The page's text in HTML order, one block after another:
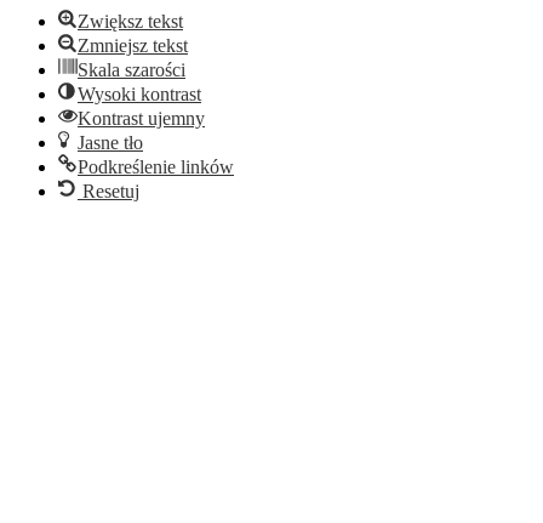
Zwiększ tekst
Zmniejsz tekst
Skala szarości
Wysoki kontrast
Kontrast ujemny
Jasne tło
Podkreślenie linków
Resetuj